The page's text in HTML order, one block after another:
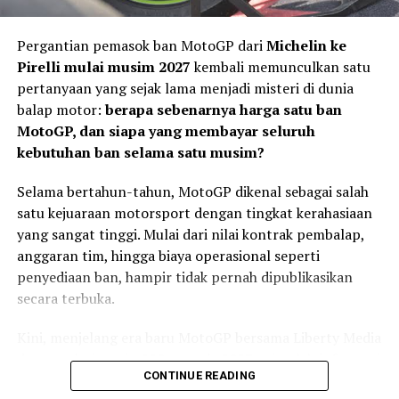
Usai balapan, Kiandra mengakui kesalahan saat start
menjadi faktor utama yang memengaruhi hasil akhir.
“Saya melakukan
sehingga motor mengalami
wheelie dan saya turun ke
Pergantian pemasok ban MotoGP dariMichelin ke
Pirelli mulai musim 2027kembali memunculkan satu
pertanyaan yang sejak lama menjadi misteri di dunia
balap motor:berapa sebenarnya harga satu ban
MotoGP, dan siapa yang membayar seluruh
kebutuhan ban selama satu musim?
Selama bertahun-tahun, MotoGP dikenal sebagai salah
satu kejuaraan motorsport dengan tingkat kerahasiaan
yang sangat tinggi. Mulai dari nilai kontrak pembalap,
anggaran tim, hingga biaya operasional seperti
penyediaan ban, hampir tidak pernah dipublikasikan
secara terbuka.
dan regulasi mesin 850 cc pada 2027, sejumlah informasi
CONTINUE READING